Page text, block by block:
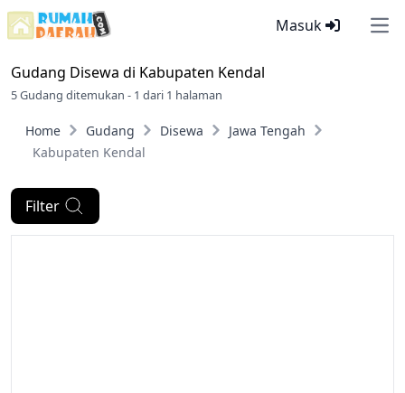
Masuk
Gudang Disewa di Kabupaten Kendal
5 Gudang ditemukan - 1 dari 1 halaman
Home Gudang Disewa
Jawa Tengah
Kabupaten Kendal
Filter